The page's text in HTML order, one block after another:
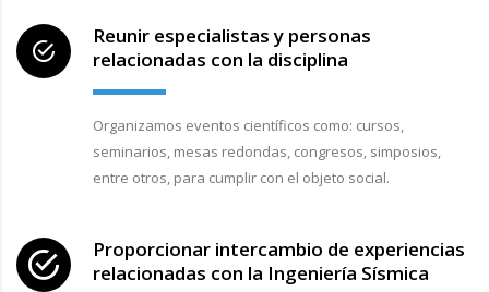
Reunir especialistas y personas
relacionadas con la disciplina
Organizamos eventos científicos como: cursos,
seminarios, mesas redondas, congresos, simposios,
entre otros, para cumplir con el objeto social.
Proporcionar intercambio de experiencias
relacionadas con la Ingeniería Sísmica